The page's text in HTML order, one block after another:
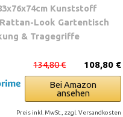
Kunststoff
Look Gartentisch
& Tragegriffe
108,80 €
134,80 €
Bei Amazon
ansehen
Preis inkl. MwSt., zzgl. Versandkosten